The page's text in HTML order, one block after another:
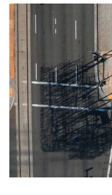
Actualités -
Entreprise
Recherche
Etats-Unis · Français Contact